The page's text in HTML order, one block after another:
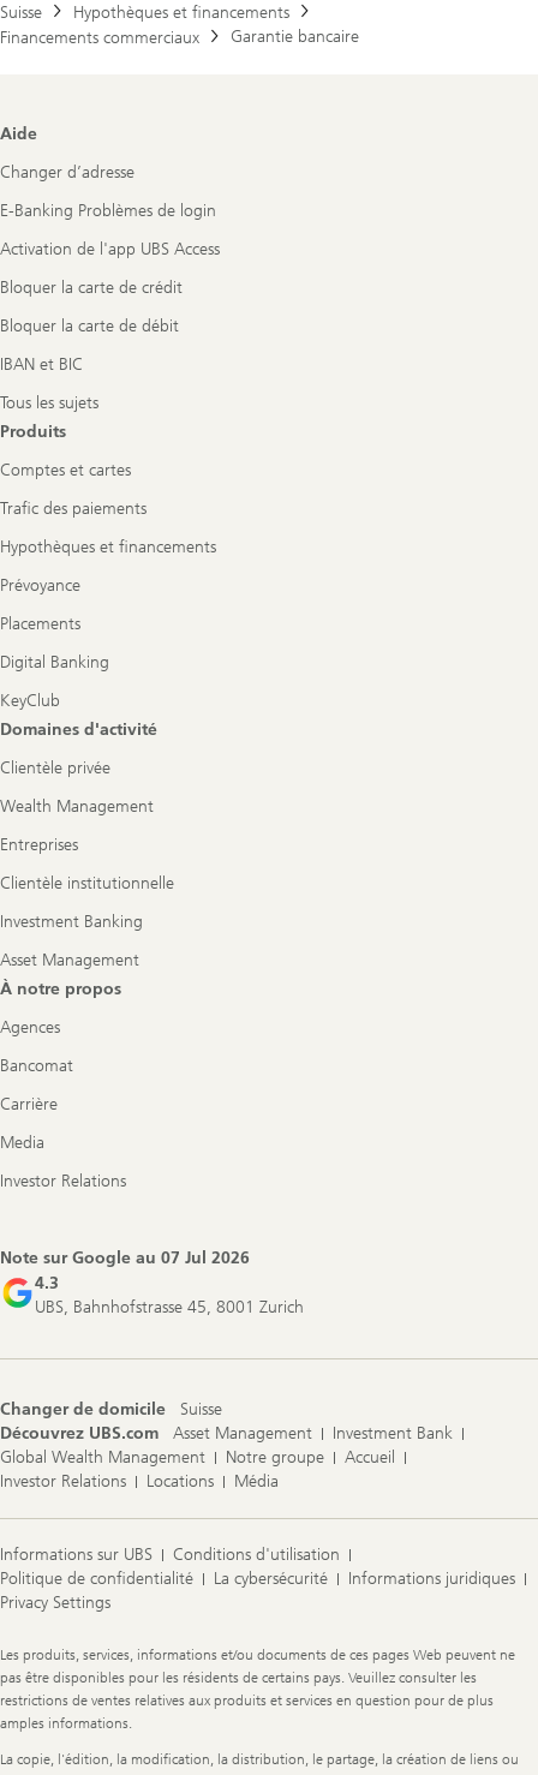
Suisse
Hypothèques et financements
Financements commerciaux
Garantie bancaire
Footer
Aide
Changer d’adresse
E-Banking Problèmes de login
Activation de l'app UBS Access
Bloquer la carte de crédit
Bloquer la carte de débit
IBAN et BIC
Tous les sujets
Produits
Comptes et cartes
Trafic des paiements
Hypothèques et financements
Prévoyance
Placements
Digital Banking
KeyClub
Domaines d'activité
Clientèle privée
Wealth Management
Entreprises
Clientèle institutionnelle
Investment Banking
Asset Management
À notre propos
Agences
Bancomat
Carrière
Media
Investor Relations
Note sur Google au 07 Jul 2026
4.3
UBS, Bahnhofstrasse 45, 8001 Zurich
Changer de domicile
Suisse
Découvrez UBS.com
Asset Management
Investment Bank
Global Wealth Management
Notre groupe
Accueil
Investor Relations
Locations Média
Informations sur UBS
Conditions d'utilisation
Politique de confidentialité
La cybersécurité
Informations juridiques
Privacy Settings
Legal
Information
Les produits, services, informations et/ou documents de ces pages Web peuvent ne
pas être disponibles pour les résidents de certains pays. Veuillez consulter les
restrictions de ventes relatives aux produits et services en question pour de plus
amples informations.
La copie, l'édition, la modification, la distribution, le partage, la création de liens ou